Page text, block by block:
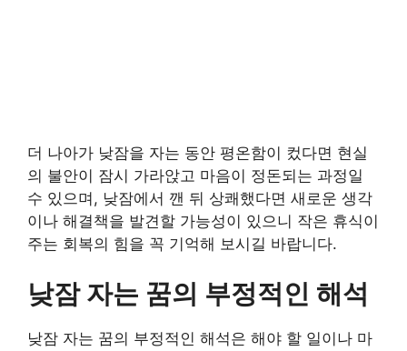
더 나아가 낮잠을 자는 동안 평온함이 컸다면 현실
의 불안이 잠시 가라앉고 마음이 정돈되는 과정일
수 있으며, 낮잠에서 깬 뒤 상쾌했다면 새로운 생각
이나 해결책을 발견할 가능성이 있으니 작은 휴식이
주는 회복의 힘을 꼭 기억해 보시길 바랍니다.
낮잠 자는 꿈의 부정적인 해석
낮잠 자는 꿈의 부정적인 해석은 해야 할 일이나 마